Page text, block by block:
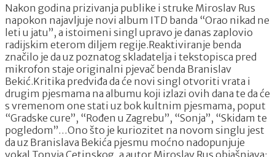
Tony
Cetinski
“Orao
nikad
ne
leti
u
jatu
“
Nakon godina prizivanja publike i struke Miroslav Rus
napokon najavljuje novi album ITD banda “Orao nikad ne
leti u jatu”, a istoimeni singl upravo je danas zaplovio
radijskim eterom diljem regije.Reaktiviranje benda
značilo je da uz poznatog skladatelja i tekstopisca pred
mikrofon staje originalni pjevač benda Branislav
Bekić.Kritika predviđa da će novi singl otvoriti vrata i
drugim pjesmama na albumu koji izlazi ovih dana te da će
s vremenom one stati uz bok kultnim pjesmama, poput
“Gradske cure”, “Rođen u Zagrebu”, “Sonja”, “Skidam te
pogledom”…Ono što je kuriozitet na novom singlu jest
da uz Branislava Bekića pjesmu moćno nadopunjuje
vokal Tonyja Cetinskog, a autor Miroslav Rus objašnjava: